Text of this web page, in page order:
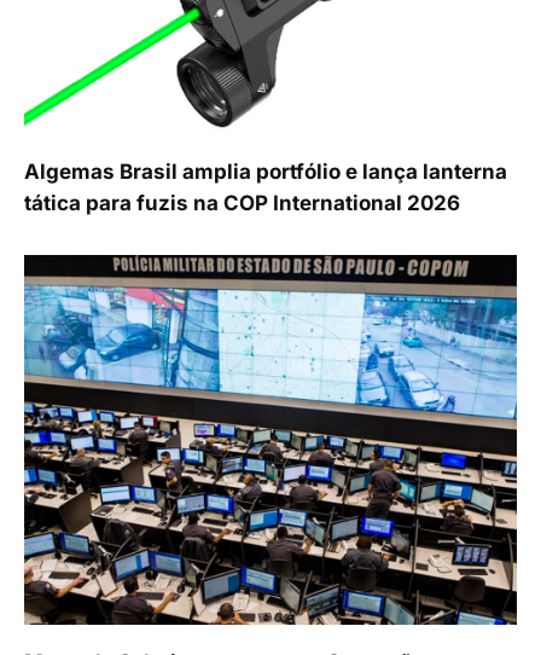
Algemas Brasil amplia portfólio e lança lanterna
tática para fuzis na COP International 2026